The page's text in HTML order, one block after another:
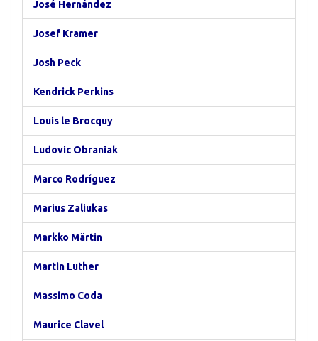
José Hernández
Josef Kramer
Josh Peck
Kendrick Perkins
Louis le Brocquy
Ludovic Obraniak
Marco Rodríguez
Marius Zaliukas
Markko Märtin
Martin Luther
Massimo Coda
Maurice Clavel